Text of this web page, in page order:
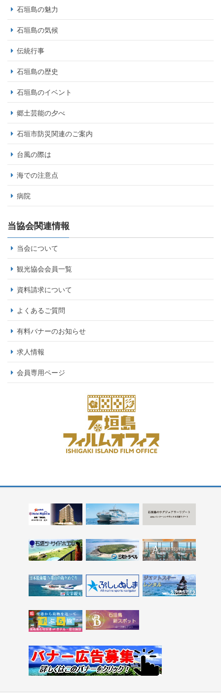
石垣島の魅力
石垣島の気候
伝統行事
石垣島の歴史
石垣島のイベント
郷土芸能の夕べ
石垣市防災関連のご案内
台風の際は
海での注意点
病院
当協会関連情報
当会について
観光協会会員一覧
資料請求について
よくあるご質問
有料バナーのお知らせ
求人情報
会員専用ページ